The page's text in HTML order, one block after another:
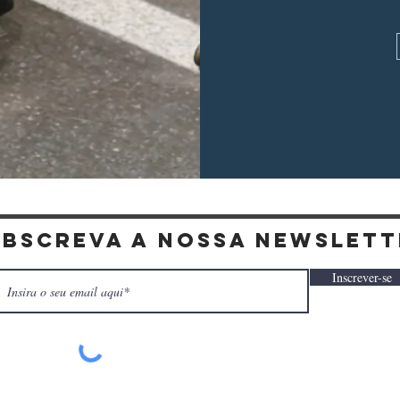
a nossa
Inscrever-se